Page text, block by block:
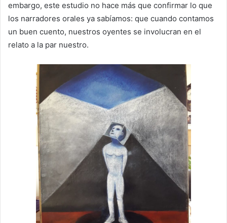
embargo, este estudio no hace más que confirmar lo que
los narradores orales ya sabíamos: que cuando contamos
un buen cuento, nuestros oyentes se involucran en el
relato a la par nuestro.